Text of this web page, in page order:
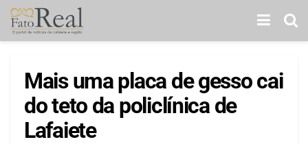
Mais uma placa de gesso cai
do teto da policlínica de
Lafaiete